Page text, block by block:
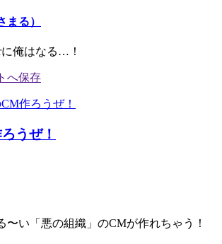
まる）
に俺はなる…！
うぜ！
〜い「悪の組織」のCMが作れちゃう！